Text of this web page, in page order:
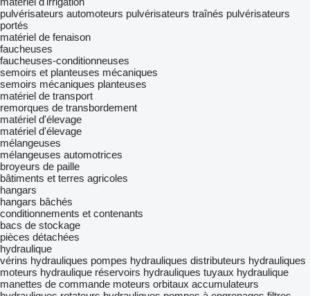
pulvérisateurs automoteurs pulvérisateurs traînés pulvérisateurs
portés
matériel de fenaison
faucheuses
faucheuses-conditionneuses
semoirs et planteuses mécaniques
semoirs mécaniques planteuses
matériel de transport
remorques de transbordement
matériel d'élevage
matériel d'élevage
mélangeuses
mélangeuses automotrices
broyeurs de paille
bâtiments et terres agricoles
hangars
hangars bâchés
conditionnements et contenants
bacs de stockage
pièces détachées
hydraulique
vérins hydrauliques pompes hydrauliques distributeurs hydrauliques
moteurs hydraulique réservoirs hydrauliques tuyaux hydraulique
manettes de commande moteurs orbitaux accumulateurs